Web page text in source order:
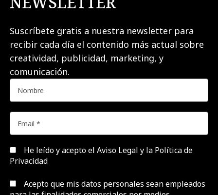
Suscríbete gratis a nuestra newsletter para
recibir cada día el contenido más actual sobre
creatividad, publicidad, marketing, y
comunicación.
He leído y acepto el Aviso Legal y la Política de
Privacidad
Acepto que mis datos personales sean empleados